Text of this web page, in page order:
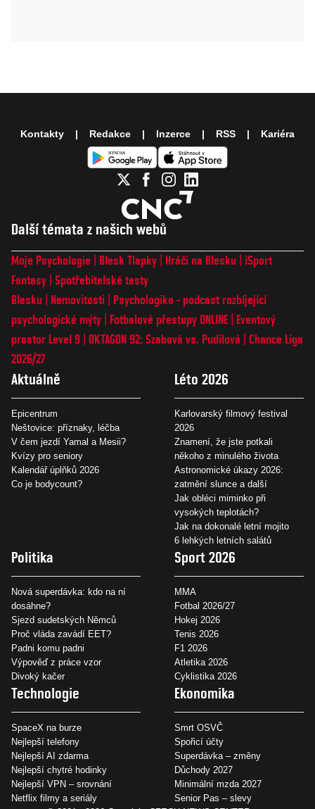
Další témata z našich webů
Moje Psychologie Blesk Tlapky Hráči na Blesku
iSport
Fantasy Spotřebitelské testy
Blesku
Nemovitosti
Psychologika - podcast rozbíjející
psychologické mýty
Fotbalové přestupy ONLINE
Eventový
prostor Level 9 OKTAGON 92: Szabová vs. Pudilová
Chance Liga
2026/27
Aktuálně
Epicentrum
Neštovice: příznaky, léčba
V čem jezdí Yamal a Mesii?
Kvízy pro seniory
Kalendář úplňků 2026
Co je bodycount?
Léto 2026
Karlovarský filmový festival
2026
Znamení, že jste potkali
někoho z minulého života
Astronomické úkazy 2026:
zatmění slunce a další
Jak obléci miminko při
vysokých teplotách?
Jak na dokonalé letní mojito
6 lehkých letních salátů
Politika
Nová superdávka: kdo na ní
dosáhne?
Sjezd sudetských Němců
Proč vláda zavádí EET?
Padni komu padni
Výpověď z práce vzor
Divoký kačer
Sport 2026
MMA
Fotbal 2026/27
Hokej 2026
Tenis 2026
F1 2026
Atletika 2026
Cyklistika 2026
Technologie
SpaceX na burze
Nejlepší telefony
Nejlepší AI zdarma
Nejlepší chytré hodinky
Nejlepší VPN – srovnání
Netflix filmy a seriály
Ekonomika
Smrt OSVČ
Spořicí účty
Superdávka – změny
Důchody 2027
Minimální mzda 2027
Senior Pas – slevy
Kontakty Redakce Inzerce RSS Kariéra